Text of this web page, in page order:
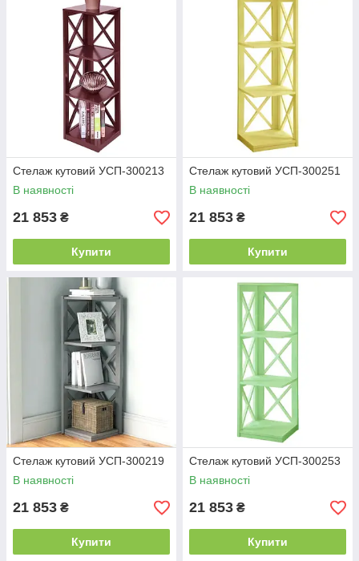
Стелаж кутовий УСП-300213
В наявності
21 853 ₴
Купити
Стелаж кутовий УСП-300251
В наявності
21 853 ₴
Купити
Стелаж кутовий УСП-300219
В наявності
21 853 ₴
Купити
Стелаж кутовий УСП-300253
В наявності
21 853 ₴
Купити